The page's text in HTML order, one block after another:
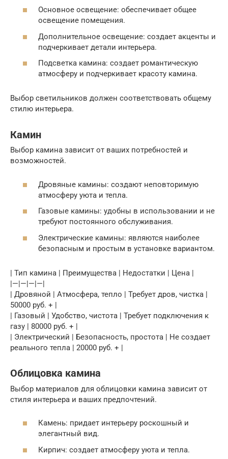
Основное освещение: обеспечивает общее
освещение помещения.
Дополнительное освещение: создает акценты и
подчеркивает детали интерьера.
Подсветка камина: создает романтическую
атмосферу и подчеркивает красоту камина.
Выбор светильников должен соответствовать общему
стилю интерьера.
Камин
Выбор камина зависит от ваших потребностей и
возможностей.
Дровяные камины: создают неповторимую
атмосферу уюта и тепла.
Газовые камины: удобны в использовании и не
требуют постоянного обслуживания.
Электрические камины: являются наиболее
безопасным и простым в установке вариантом.
| Тип камина | Преимущества | Недостатки | Цена |
|—|—|—|—|
| Дровяной | Атмосфера, тепло | Требует дров, чистка |
50000 руб. + |
| Газовый | Удобство, чистота | Требует подключения к
газу | 80000 руб. + |
| Электрический | Безопасность, простота | Не создает
реального тепла | 20000 руб. + |
Облицовка камина
Выбор материалов для облицовки камина зависит от
стиля интерьера и ваших предпочтений.
Камень: придает интерьеру роскошный и
элегантный вид.
Кирпич: создает атмосферу уюта и тепла.